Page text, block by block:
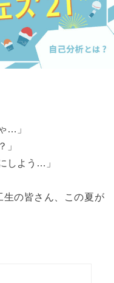
…」
」
しよう…」
生の皆さん、この夏が